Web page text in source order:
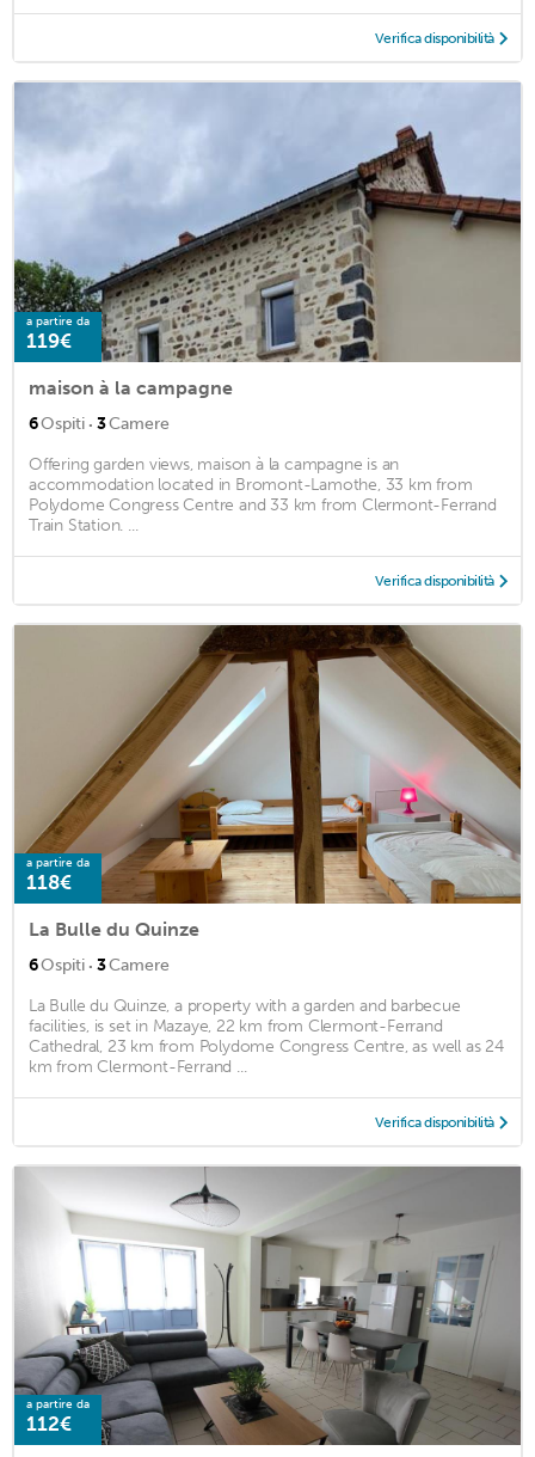
Verifica disponibilità
a partire da
119€
maison à la campagne
6Ospiti · 3Camere
Offering garden views, maison à la campagne is an
accommodation located in Bromont-Lamothe, 33 km from
Polydome Congress Centre and 33 km from Clermont-Ferrand
Train Station. ...
Verifica disponibilità
a partire da
118€
La Bulle du Quinze
6Ospiti · 3Camere
La Bulle du Quinze, a property with a garden and barbecue
facilities, is set in Mazaye, 22 km from Clermont-Ferrand
Cathedral, 23 km from Polydome Congress Centre, as well as 24
km from Clermont-Ferrand ...
Verifica disponibilità
a partire da
112€